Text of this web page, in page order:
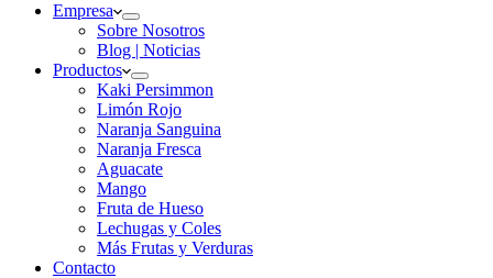
Empresa
Sobre Nosotros
Blog | Noticias
Productos
Kaki Persimmon
Limón Rojo
Naranja Sanguina
Naranja Fresca
Aguacate
Mango
Fruta de Hueso
Lechugas y Coles
Más Frutas y Verduras
Contacto